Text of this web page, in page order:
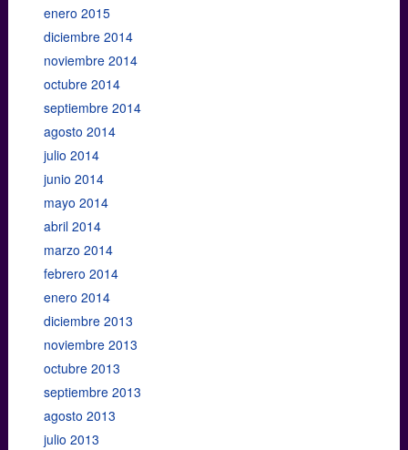
enero 2015
diciembre 2014
noviembre 2014
octubre 2014
septiembre 2014
agosto 2014
julio 2014
junio 2014
mayo 2014
abril 2014
marzo 2014
febrero 2014
enero 2014
diciembre 2013
noviembre 2013
octubre 2013
septiembre 2013
agosto 2013
julio 2013